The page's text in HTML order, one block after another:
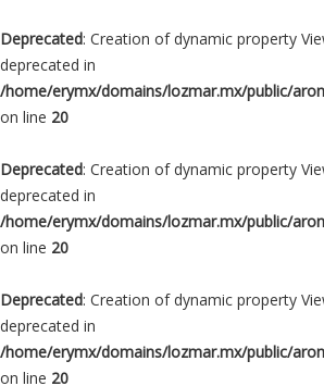
Deprecated: Creation of dynamic property
deprecated in
/home/erymx/domains/lozmar.mx/public/
on line 20
Deprecated: Creation of dynamic property
deprecated in
/home/erymx/domains/lozmar.mx/public/
on line 20
Deprecated: Creation of dynamic property
deprecated in
/home/erymx/domains/lozmar.mx/public/
on line 20